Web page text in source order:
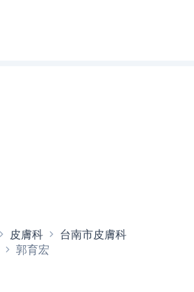
皮膚科
台南市皮膚科
郭育宏